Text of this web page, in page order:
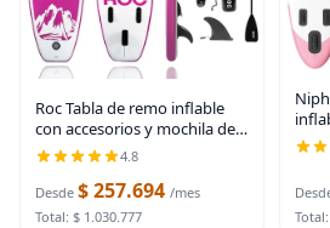
Roc Tabla de remo inflable
con accesorios y mochila de
alta calidad, cubierta
antideslizante, bolsa
impermeable, correa, remo y
bomba de mano.
4.8
Desde $ 257.694 /mes
Total: $ 1.030.777